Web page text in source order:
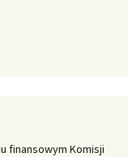
finansowym Komisji